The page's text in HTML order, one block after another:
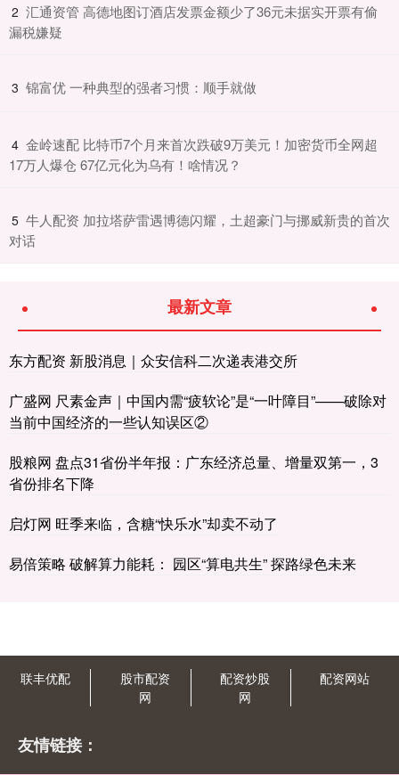
2 ​汇通资管 高德地图订酒店发票金额少了36元未据实开票有偷
漏税嫌疑
3 ​锦富优 一种典型的强者习惯：顺手就做
4 ​金岭速配 比特币7个月来首次跌破9万美元！加密货币全网超
17万人爆仓 67亿元化为乌有！啥情况？
5 ​牛人配资 加拉塔萨雷遇博德闪耀，土超豪门与挪威新贵的首次
对话
最新文章
东方配资 新股消息｜众安信科二次递表港交所
广盛网 尺素金声｜中国内需“疲软论”是“一叶障目”——破除对
当前中国经济的一些认知误区②
股粮网 盘点31省份半年报：广东经济总量、增量双第一，3
省份排名下降
启灯网 旺季来临，含糖“快乐水”却卖不动了
易倍策略 破解算力能耗： 园区“算电共生” 探路绿色未来
联丰优配
股市配资
网
配资炒股
网
配资网站
友情链接：